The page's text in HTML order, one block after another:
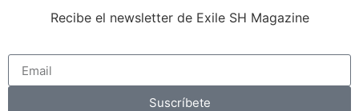
Recibe el newsletter de Exile SH Magazine
Suscríbete